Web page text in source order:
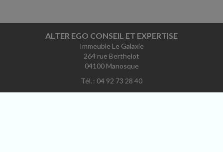
ALTER EGO CONSEIL ET EXPERTISE
Immeuble Le Galaxie
264 rue Berthelot
04100 Manosque
Tél. : 04 92 73 28 40